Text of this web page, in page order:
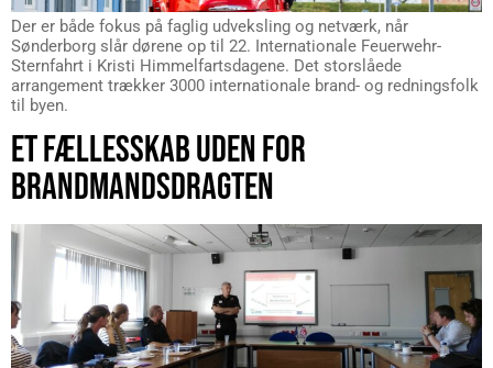
Der er både fokus på faglig udveksling og netværk, når
Sønderborg slår dørene op til 22. Internationale Feuerwehr-
Sternfahrt i Kristi Himmelfartsdagene. Det storslåede
arrangement trækker 3000 internationale brand- og redningsfolk
til byen.
ET FÆLLESSKAB UDEN FOR
BRANDMANDSDRAGTEN